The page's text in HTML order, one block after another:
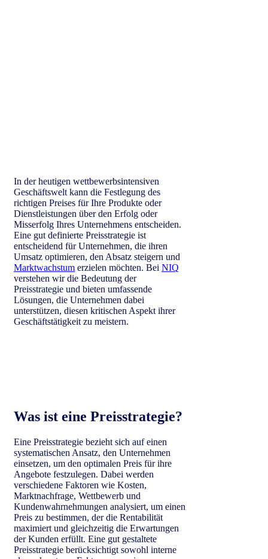
In der heutigen wettbewerbsintensiven
Geschäftswelt kann die Festlegung des
richtigen Preises für Ihre Produkte oder
Dienstleistungen über den Erfolg oder
Misserfolg Ihres Unternehmens entscheiden.
Eine gut definierte Preisstrategie ist
entscheidend für Unternehmen, die ihren
Umsatz optimieren, den Absatz steigern und
Marktwachstum erzielen möchten. Bei NIQ
verstehen wir die Bedeutung der
Preisstrategie und bieten umfassende
Lösungen, die Unternehmen dabei
unterstützen, diesen kritischen Aspekt ihrer
Geschäftstätigkeit zu meistern.
Was ist eine Preisstrategie?
Eine Preisstrategie bezieht sich auf einen
systematischen Ansatz, den Unternehmen
einsetzen, um den optimalen Preis für ihre
Angebote festzulegen. Dabei werden
verschiedene Faktoren wie Kosten,
Marktnachfrage, Wettbewerb und
Kundenwahrnehmungen analysiert, um einen
Preis zu bestimmen, der die Rentabilität
maximiert und gleichzeitig die Erwartungen
der Kunden erfüllt. Eine gut gestaltete
Preisstrategie berücksichtigt sowohl interne